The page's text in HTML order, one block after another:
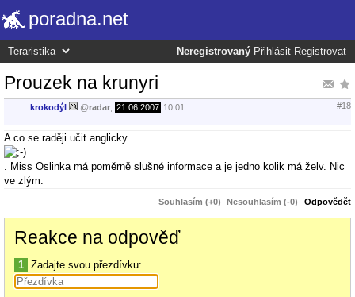
poradna.net
Neregistrovaný Přihlásit Registrovat
Prouzek na krunyri
krokodýl @radar 21.06.2007 10:01 #18
A co se raději učit anglicky
. Miss Oslinka má poměrně slušné informace a je jedno kolik má želv. Nic
ve zlým.
Souhlasím (+0) Nesouhlasím (-0) Odpovědět
Reakce na odpověď
1 Zadajte svou přezdívku: